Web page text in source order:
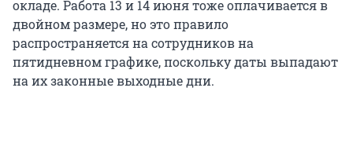
окладе. Работа 13 и 14 июня тоже оплачивается в
двойном размере, но это правило
распространяется на сотрудников на
пятидневном графике, поскольку даты выпадают
на их законные выходные дни.